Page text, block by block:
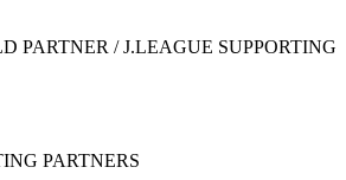
PARTNER / J.LEAGUE SUPPORTING
PARTNERS